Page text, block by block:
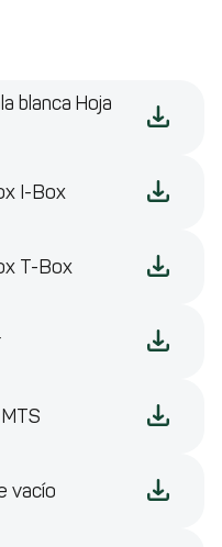
blanca Hoja
I-Box
T-Box
vacío